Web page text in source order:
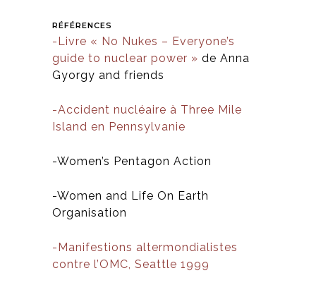
RÉFÉRENCES
-Livre « No Nukes – Everyone’s
guide to nuclear power » de Anna
Gyorgy and friends
-Accident nucléaire à Three Mile
Island en Pennsylvanie
-Women’s Pentagon Action
-Women and Life On Earth
Organisation
-Manifestions altermondialistes
contre l’OMC, Seattle 1999